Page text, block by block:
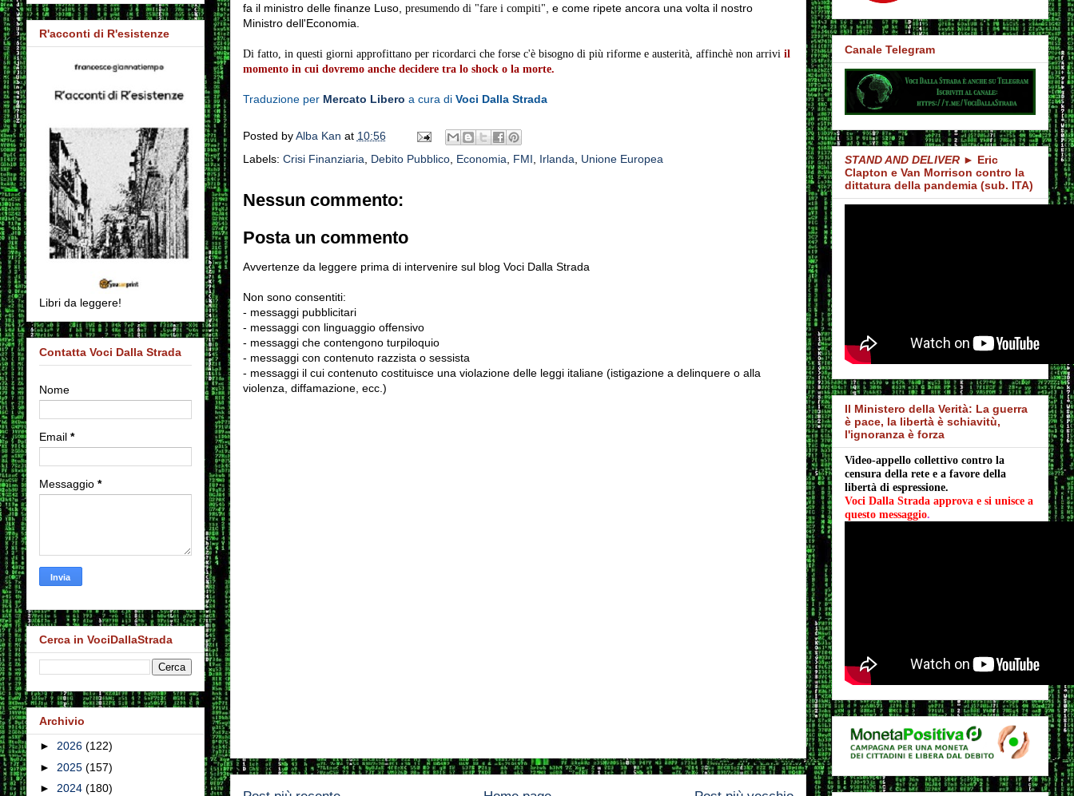
fa il ministro delle finanze Luso, presumendo di "fare i compiti" , e come ripete ancora una volta il nostro
Ministro dell'Economia.
Di fatto, in questi giorni approfittano per ricordarci che forse c'è bisogno di più riforme e austerità, affinchè non arrivi il
momento in cui dovremo anche decidere tra lo shock o la morte.
Traduzione per Mercato Libero a cura di Voci Dalla Strada
Posted byAlba Kan at 10:56
Labels: Crisi Finanziaria Debito Pubblico, Economia FMI Irlanda Unione Europea
Nessun commento:
Posta un commento
Avvertenze da leggere prima di intervenire sul blog Voci Dalla Strada
Non sono consentiti:
- messaggi pubblicitari
- messaggi con linguaggio offensivo
- messaggi che contengono turpiloquio
- messaggi con contenuto razzista o sessista
- messaggi il cui contenuto costituisce una violazione delle leggi italiane (istigazione a delinquere o alla
violenza, diffamazione, ecc.)
R'acconti di R'esistenze
Libri da leggere!
Contatta Voci Dalla Strada
Nome
Email *
Messaggio *
Cerca in VociDallaStrada
Archivio
► 2026 (122)
► 2025 (157)
► 2024 (180)
Canale Telegram
STAND AND DELIVER► Eric
Clapton e Van Morrison contro la
dittatura della pandemia (sub. ITA)
Il Ministero della Verità: La guerra
è pace, la libertà è schiavitù,
l'ignoranza è forza
Video-appello collettivo contro la
censura della rete e a favore della
libertà di espressione.
Voci Dalla Strada approva e si unisce a
questo messaggio.